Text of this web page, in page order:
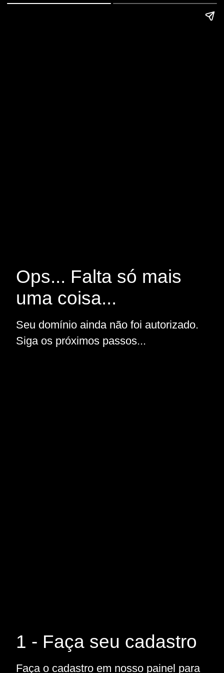
Ops... Falta só mais
uma coisa...
Seu domínio ainda não foi autorizado.
Siga os próximos passos...
1 - Faça seu cadastro
Faça o cadastro em nosso painel para